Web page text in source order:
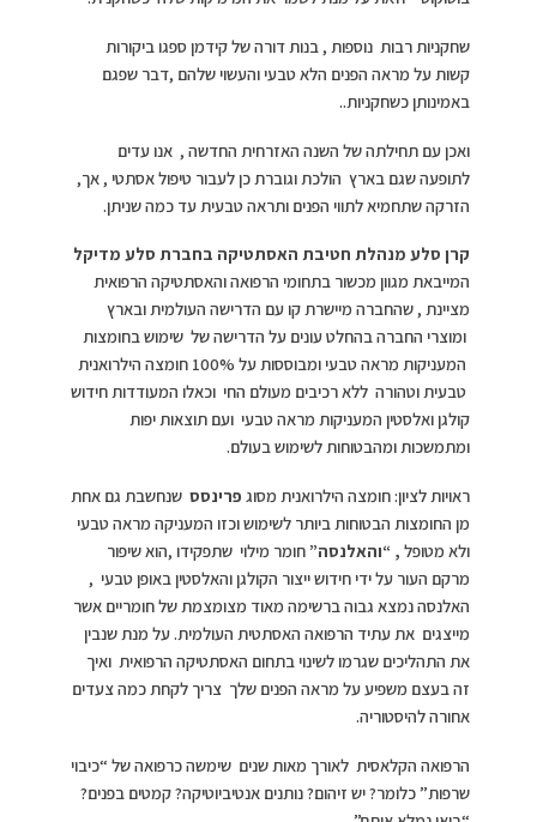
שחקניות רבות נוספות , בנות דורה של קידמן ספגו ביקורות
קשות על מראה הפנים הלא טבעי והעשוי שלהם ,דבר שפגם
באמינותן כשחקניות..
ואכן עם תחילתה של השנה האזרחית החדשה , אנו עדים
לתופעה שגם בארץ הולכת וגוברת כן לעבור טיפול אסתטי , אך,
הזרקה שתחמיא לתווי הפנים ותראה טבעית עד כמה שניתן.
קרן סלע מנהלת חטיבת האסתטיקה בחברת סלע מדיקל
המייבאת מגוון מכשור בתחומי הרפואה והאסתטיקה הרפואית
מציינת , שהחברה מיישרת קו עם הדרישה העולמית ובארץ
ומוצרי החברה בהחלט עונים על הדרישה של שימוש בחומצות
המעניקות מראה טבעי ומבוססות על 100% חומצה הילרואנית
טבעית וטהורה ללא רכיבים מעולם החי וכאלו המעודדות חידוש
קולגן ואלסטין המעניקות מראה טבעי ועם תוצאות יפות
ומתמשכות ומהבטוחות לשימוש בעולם.
ראויות לציון: חומצה הילרואנית מסוג פרינסס שנחשבת גם אחת
מן החומצות הבטוחות ביותר לשימוש וכזו המעניקה מראה טבעי
ולא מטופל , “והאלנסה”חומר מילוי שתפקידו ,הוא שיפור
מרקם העור על ידי חידוש ייצור הקולגן והאלסטין באופן טבעי ,
האלנסה נמצא גבוה ברשימה מאוד מצומצמת של חומריים אשר
מייצגים את עתיד הרפואה האסתטית העולמית. על מנת שנבין
את התהליכים שגרמו לשינוי בתחום האסתטיקה הרפואית ואיך
זה בעצם משפיע על מראה הפנים שלך צריך לקחת כמה צעדים
אחורה להיסטוריה.
הרפואה הקלאסית לאורך מאות שנים שימשה כרפואה של “כיבוי
שרפות” כלומר? יש זיהום? נותנים אנטיביוטיקה? קמטים בפנים?